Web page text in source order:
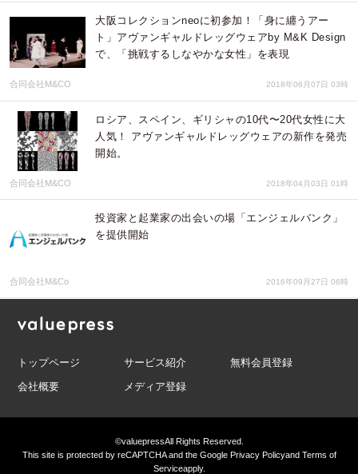
大阪コレクションneoに初参加！「身に纏うアー
ト」アヴァンギャルドレッグウェアby M&K Design
で、「挑戦するしなやかな女性」を表現
合同会社M&CO 2018年06月07日 03時
ロシア、スペイン、ギリシャの10代〜20代女性に大
人気！ アヴァンギャルドレッグウェアの新作を発売
開始。
合同会社M&CO 2018年04月03日 01時
投資家と起業家の出会いの場「エンジェルバンク」
を提供開始
合同会社M&Co 2016年09月27日 06時
トップページ サービス紹介
無料会員登録
会社概要
メディア登録
©valuepressAll Rights Reserved.
This site is protected by reCAPTCHA and the GooglePrivacy PolicyandTerms of
Serviceapply.